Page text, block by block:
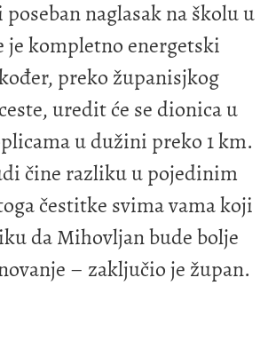
naglasak na školu u
je kompletno energetski
preko županisjkog
uredit će se dionica u
u dužini preko 1 km.
čine razliku u pojedinim
čestitke svima vama koji
da Mihovljan bude bolje
– zaključio je župan.